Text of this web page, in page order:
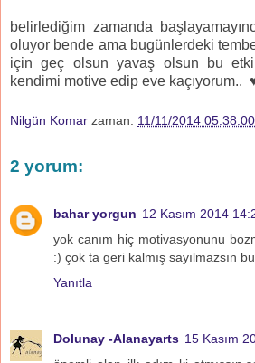
belirlediğim zamanda
oluyor bende ama bugünlerdeki
için geç olsun yavaş olsun bu
kendimi motive edip eve kaçıyorum..
Nilgün Komar zaman: 11/11/2014
2 yorum:
bahar yorgun 12 Kasım 2014
yok canım hiç motivasyonunu
:) çok ta geri kalmış sayılmazsın
Yanıtla
Dolunay -Alanayarts 15 Kasım